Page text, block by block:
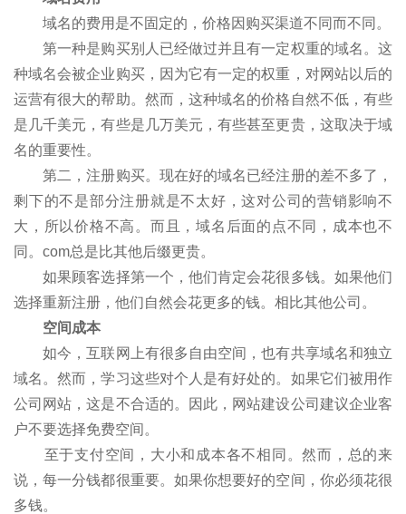
域名的费用是不固定的，价格因购买渠道不同而不同。
第一种是购买别人已经做过并且有一定权重的域名。这
种域名会被企业购买，因为它有一定的权重，对网站以后的
运营有很大的帮助。然而，这种域名的价格自然不低，有些
是几千美元，有些是几万美元，有些甚至更贵，这取决于域
名的重要性。
第二，注册购买。现在好的域名已经注册的差不多了，
剩下的不是部分注册就是不太好，这对公司的营销影响不
大，所以价格不高。而且，域名后面的点不同，成本也不
同。com总是比其他后缀更贵。
如果顾客选择第一个，他们肯定会花很多钱。如果他们
选择重新注册，他们自然会花更多的钱。相比其他公司。
空间成本
如今，互联网上有很多自由空间，也有共享域名和独立
域名。然而，学习这些对个人是有好处的。如果它们被用作
公司网站，这是不合适的。因此，网站建设公司建议企业客
户不要选择免费空间。
至于支付空间，大小和成本各不相同。然而，总的来
说，每一分钱都很重要。如果你想要好的空间，你必须花很
多钱。